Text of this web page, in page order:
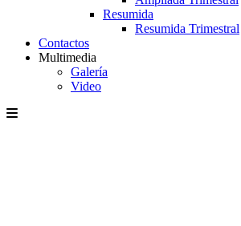
Resumida
Resumida Trimestral
Contactos
Multimedia
Galería
Video